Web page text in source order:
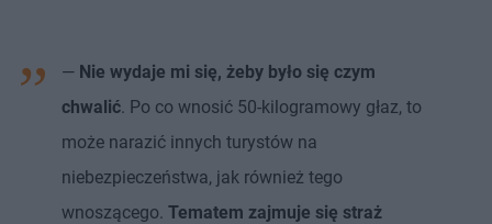
— Nie wydaje mi się, żeby było się czym
chwalić. Po co wnosić 50-kilogramowy głaz, to
może narazić innych turystów na
niebezpieczeństwa, jak również tego
wnoszącego. Tematem zajmuje się straż